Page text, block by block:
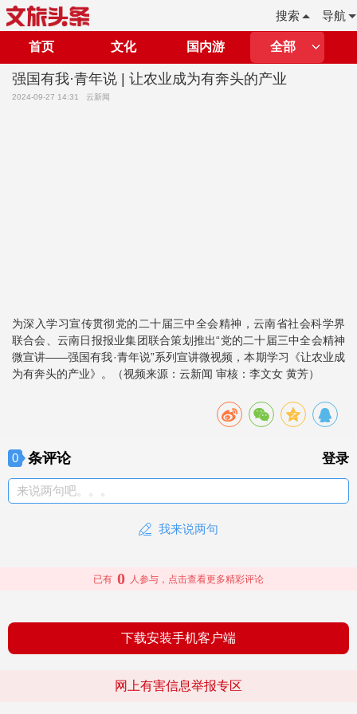
导航
搜索
首页 文化 国内游 全部
强国有我·青年说 | 让农业成为有奔头的产业
2024-09-27 14:31 云新闻
为深入学习宣传贯彻党的二十届三中全会精神，云南省社会科学界
联合会、云南日报报业集团联合策划推出“党的二十届三中全会精神
微宣讲——强国有我·青年说”系列宣讲微视频，本期学习《让农业成
为有奔头的产业》。（视频来源：云新闻 审核：李文女 黄芳）
0 条评论 登录
来说两句吧。。。
我来说两句
已有 0 人参与，点击查看更多精彩评论
下载安装手机客户端
网上有害信息举报专区